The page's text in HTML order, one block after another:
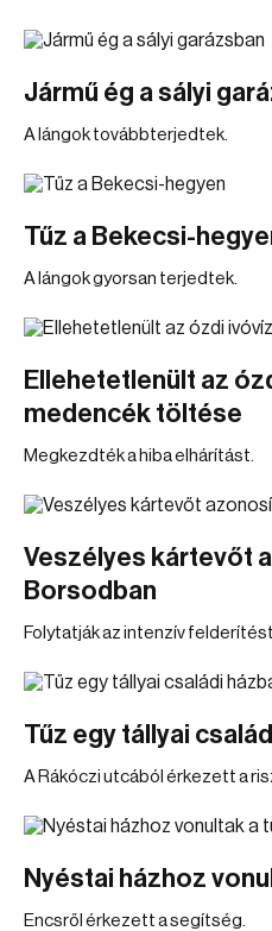
Jármű ég a sályi
A lángok továbbterjedtek.
Tűz a Bekecsi-
A lángok gyorsan terjedtek.
Ellehetetlenült az
medencék töltése
Megkezdték a hiba elhárítást.
Veszélyes kártevőt
Borsodban
Folytatják az intenzív
Tűz egy tállyai
A Rákóczi utcából érkezett a
Nyéstai házhoz
Encsről érkezett a segítség.